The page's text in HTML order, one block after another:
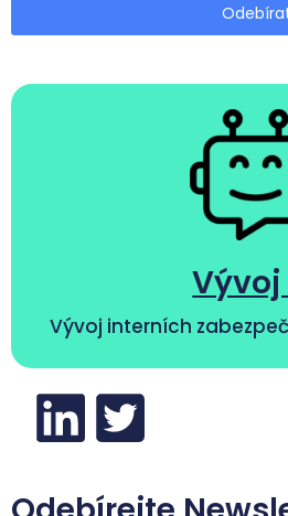
Vývoj
Vývoj interních